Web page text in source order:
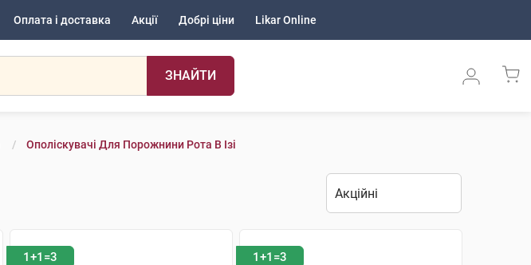
Оплата і доставка Акції Добрі ціни Likar Online
ЗНАЙТИ
Ополіскувачі Для Порожнини Рота В Ізі
1+1=3 1+1=3